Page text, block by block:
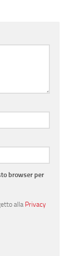
browser per
alla Privacy